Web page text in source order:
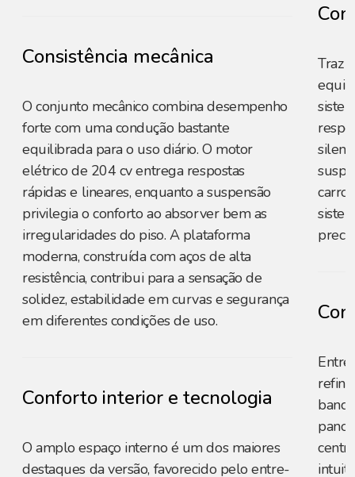
Consistência mecânica
O conjunto mecânico combina desempenho
forte com uma condução bastante
equilibrada para o uso diário. O motor
elétrico de 204 cv entrega respostas
rápidas e lineares, enquanto a suspensão
privilegia o conforto ao absorver bem as
irregularidades do piso. A plataforma
moderna, construída com aços de alta
resistência, contribui para a sensação de
solidez, estabilidade em curvas e segurança
em diferentes condições de uso.
Conforto interior e tecnologia
O amplo espaço interno é um dos maiores
destaques da versão, favorecido pelo entre-
Traz